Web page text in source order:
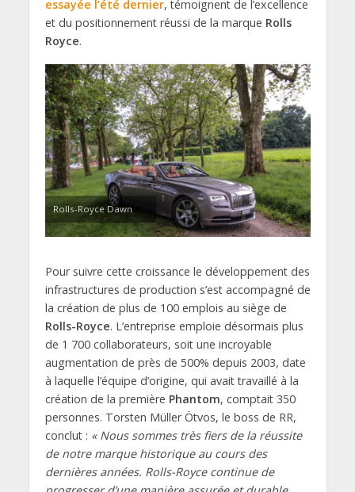
essayée l’été dernier, témoignent de l’excellence
et du positionnement réussi de la marque Rolls
Royce.
Rolls-Royce Dawn
Pour suivre cette croissance le développement des
infrastructures de production s’est accompagné de
la création de plus de 100 emplois au siège de
Rolls-Royce. L’entreprise emploie désormais plus
de 1 700 collaborateurs, soit une incroyable
augmentation de près de 500% depuis 2003, date
à laquelle l’équipe d’origine, qui avait travaillé à la
création de la première Phantom, comptait 350
personnes. Torsten Müller Ötvos, le boss de RR,
conclut : « Nous sommes très fiers de la réussite
de notre marque historique au cours des
dernières années. Rolls-Royce continue de